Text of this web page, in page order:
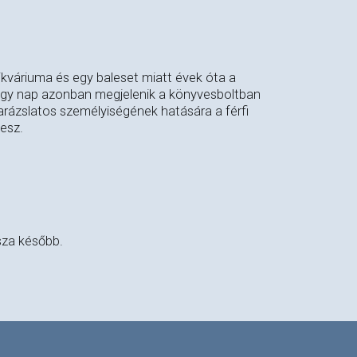
és egy baleset miatt évek óta a
nap azonban megjelenik a könyvesboltban
személyiségének hatására a férfi
később.